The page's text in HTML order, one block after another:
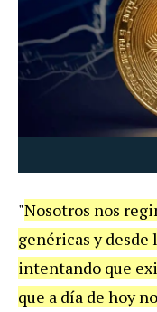
"Nosotros nos
genéricas y desde
intentando que
que a día de hoy